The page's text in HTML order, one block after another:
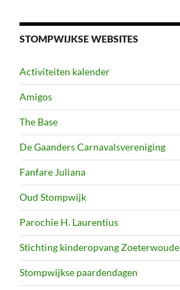
STOMPWIJKSE WEBSITES
Activiteiten kalender
Amigos
The Base
De Gaanders Carnavalsvereniging
Fanfare Juliana
Oud Stompwijk
Parochie H. Laurentius
Stichting kinderopvang Zoeterwoude
Stompwijkse paardendagen